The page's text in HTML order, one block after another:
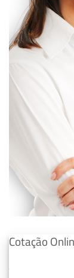
Cotação